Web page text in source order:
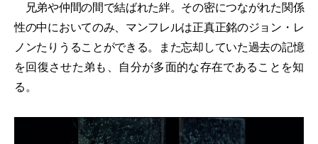
兄弟や仲間の間で結ばれた絆。その密につながれた関係
性の中においてのみ、マンフレルは正真正銘のジョン・レ
ノンたりうることができる。また忘却していた過去の記憶
を回復させた弟も、自分が多面的な存在であることを知
る。